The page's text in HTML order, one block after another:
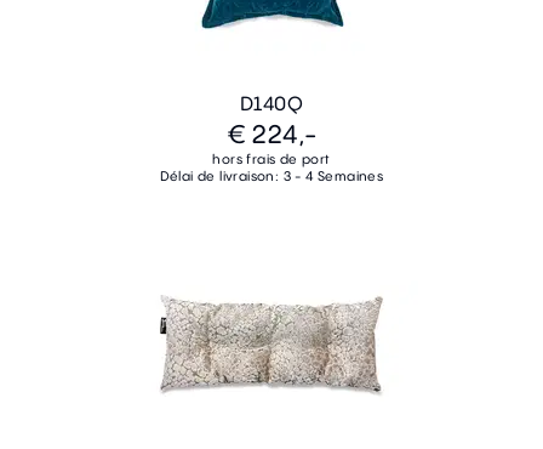
D140Q
€ 224,-
hors frais de port
Délai de livraison: 3 - 4 Semaines